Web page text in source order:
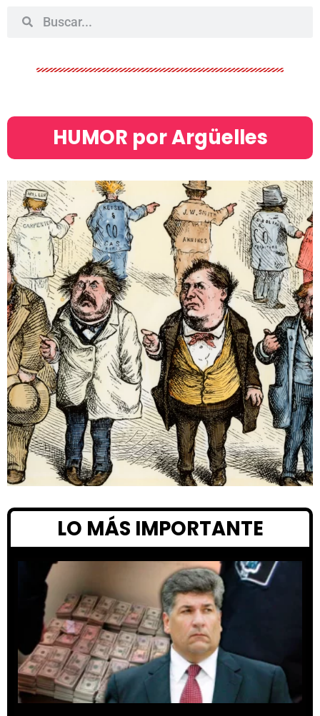
HUMOR por Argüelles​
LO MÁS IMPORTANTE